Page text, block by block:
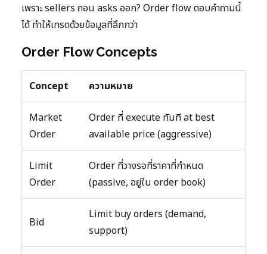
เพราะ sellers ถอน asks ออก? Order flow ตอบคำถามนี้
ได้ ทำให้เทรดด้วยข้อมูลที่ลึกกว่า
Order Flow Concepts
Concept ความหมาย
Market
Order
Order ที่ execute ทันที at best
available price (aggressive)
Limit
Order
Order ที่วางรอที่ราคาที่กำหนด
(passive, อยู่ใน order book)
Bid
Limit buy orders (demand,
support)